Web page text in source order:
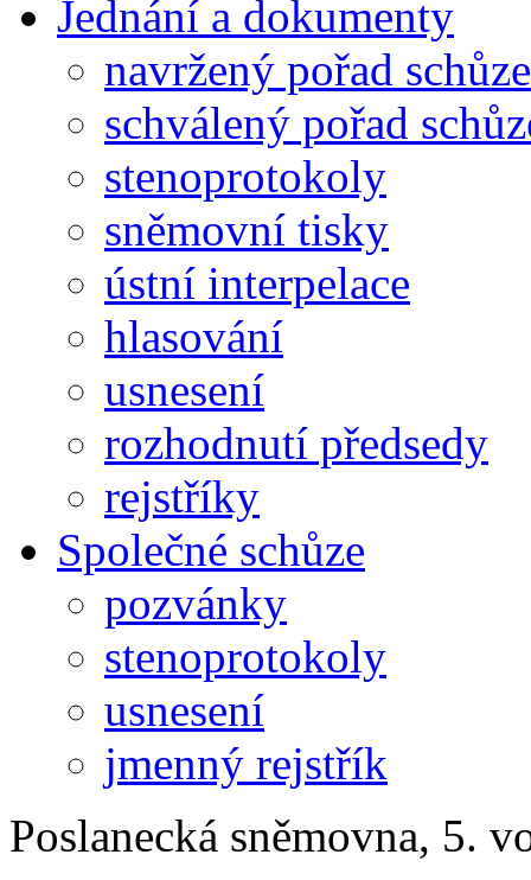
Jednání a dokumenty
navržený pořad schůze
schválený pořad
stenoprotokoly
sněmovní tisky
ústní interpelace
hlasování
usnesení
rozhodnutí předsedy
rejstříky
Společné schůze
pozvánky
stenoprotokoly
usnesení
jmenný rejstřík
Poslanecká sněmovna, 5.